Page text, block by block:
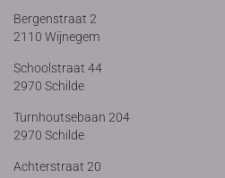
Bergenstraat 2
2110 Wijnegem
Schoolstraat 44
2970 Schilde
Turnhoutsebaan 204
2970 Schilde
Achterstraat 20